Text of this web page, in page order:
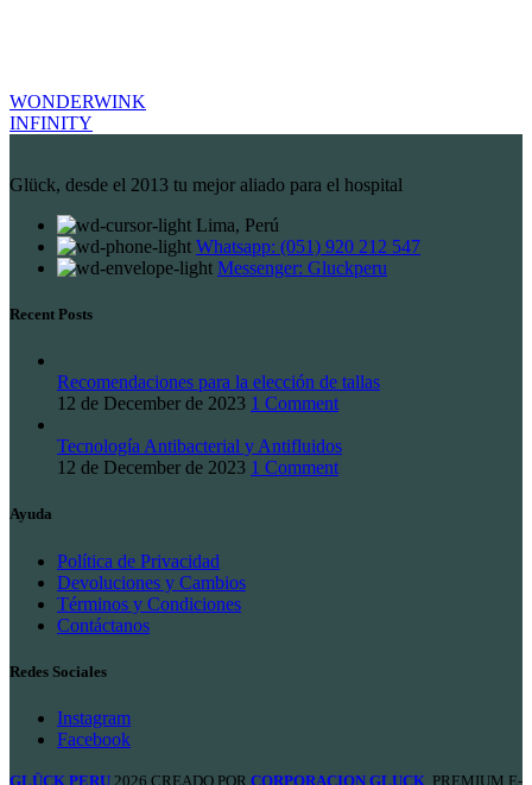
WONDERWINK
INFINITY
Glück, desde el 2013 tu mejor aliado para el hospital
Lima, Perú
Whatsapp: (051) 920 212 547
Messenger: Gluckperu
Recent Posts
Recomendaciones para la elección de tallas
12 de December de 2023 1 Comment
Tecnología Antibacterial y Antifluidos
12 de December de 2023 1 Comment
Ayuda
Política de Privacidad
Devoluciones y Cambios
Términos y Condiciones
Contáctanos
Redes Sociales
Instagram
Facebook
GLÜCK PERU 2026 CREADO POR CORPORACION GLUCK . PREMIUM E-